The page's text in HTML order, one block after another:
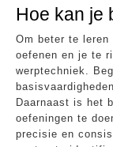
Hoe kan je
Om beter te
oefenen en je te
werptechniek.
Daarnaast is het
oefeningen te
precisie en